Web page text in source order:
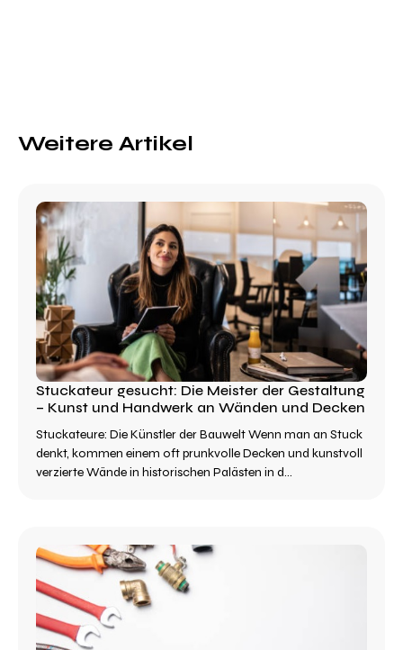
Weitere Artikel
Stuckateur gesucht: Die Meister der Gestaltung
– Kunst und Handwerk an Wänden und Decken
Stuckateure: Die Künstler der Bauwelt Wenn man an Stuck
denkt, kommen einem oft prunkvolle Decken und kunstvoll
verzierte Wände in historischen Palästen in d...